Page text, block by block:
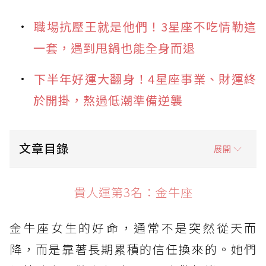
職場抗壓王就是他們！3星座不吃情勒這
一套，遇到甩鍋也能全身而退
下半年好運大翻身！4星座事業、財運終
於開掛，熬過低潮準備逆襲
文章目錄 展開
貴人運第3名：金牛座
貴人運第1名：天秤座
貴人運第3名：金牛座
金牛座女生的好命，通常不是突然從天而
降，而是靠著長期累積的信任換來的。她們